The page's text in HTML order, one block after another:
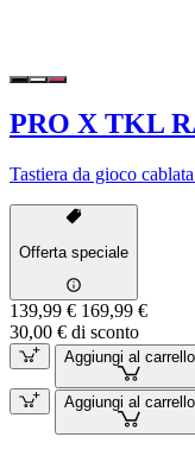
PRO X TKL
Tastiera da gioco
Offerta speciale
139,99 € 169,99 €
30,00 € di sconto
Aggiungi al carrello
Aggiungi al carrello